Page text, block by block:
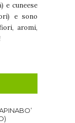
e cuneese
e sono
aromi,